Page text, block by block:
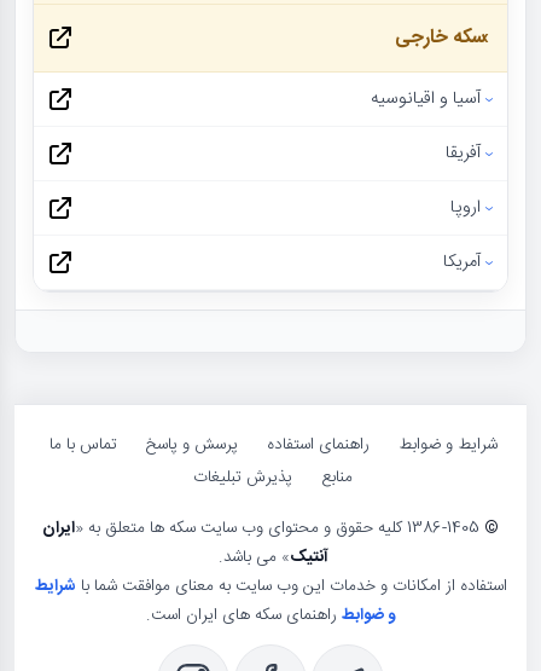
سکه خارجی
آسیا و اقیانوسیه
آفریقا
اروپا
آمریکا
شرایط و ضوابط راهنمای استفاده پرسش و پاسخ
تماس با ما
منابع
پذیرش تبلیغات
©
ایران
آنتیک» می باشد.
استفاده از امکانات و خدمات این وب سایت به معنای موافقت شما با شرایط
و ضوابط راهنمای سکه های ایران است.